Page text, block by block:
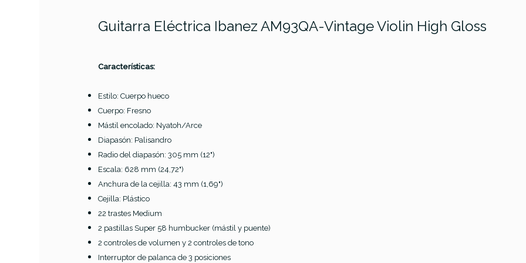
Guitarra Eléctrica Ibanez AM93QA-Vintage Violin High Gloss
Características:
Estilo: Cuerpo hueco
Cuerpo: Fresno
Mástil encolado: Nyatoh/Arce
Diapasón: Palisandro
Radio del diapasón: 305 mm (12")
Escala: 628 mm (24,72")
Anchura de la cejilla: 43 mm (1,69")
Cejilla: Plástico
22 trastes Medium
2 pastillas Super 58 humbucker (mástil y puente)
2 controles de volumen y 2 controles de tono
Interruptor de palanca de 3 posiciones
ReferenciaGUITELEIBA481
PRODUCTO